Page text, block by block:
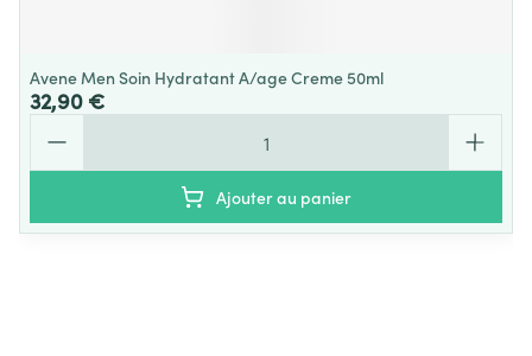
Avene Men Soin Hydratant A/age Creme 50ml
32,90 €
Ajouter au panier